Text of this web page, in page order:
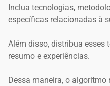
Inclua tecnologias,
específicas relacionadas à
Além disso, distribua esses
resumo e experiências.
Dessa maneira, o algoritmo